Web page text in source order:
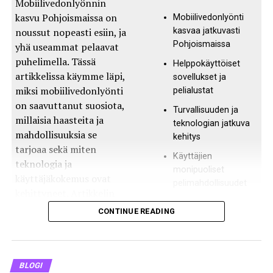
Pudotuspelit ja lopputurnauksen
huipennus
Pudotuspelivaiheessa otteluohjelma kiristyy entisestään,
kun parhaat joukkueet kamppailevat tiensä kohti
kirkkaita valoja ja MM-pokaalin nostoa. Pudotuspeleissä
jokainen ottelu on ratkaiseva, ja vain voittajat jatkavat
eteenpäin. Finaaliottelu kruunaa koko turnauksen, joten
sen päivämäärä kannattaa merkitä erityisellä huomiolla
kalenteriin.
Välierät: 10.7.2023 ja 11.7.2023
Finaali: 15.7.2023
Miten seurata pelejä parhaiten
Mobiilivedonlyönnin
kasvu Pohjoismaissa on
noussut nopeasti esiin, ja
yhä useammat pelaavat
puhelimella. Tässä
artikkelissa käymme läpi,
miksi mobiilivedonlyönti
on saavuttanut suosiota,
millaisia haasteita ja
mahdollisuuksia se
tarjoaa sekä miten
teknologia ja
sarakkeessa esitetään
keskeisiä huomioita, jotka
mobiilivedonlyönnin
Mobiilivedonlyönti
kasvaa jatkuvasti
Pohjoismaissa
Helppokäyttöiset
sovellukset ja
pelialustat
Turvallisuuden ja
teknologian jatkuva
kehitys
Käyttäjien
monipuoliset
CONTINUE READING
BLOGI